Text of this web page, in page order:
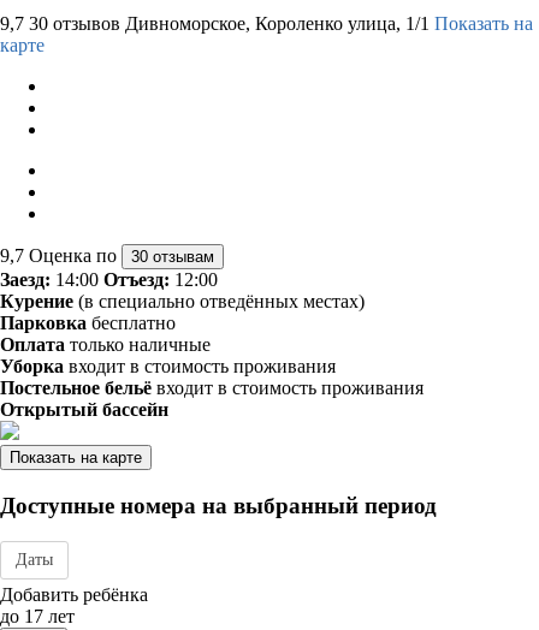
9,7 30 отзывов Дивноморское, Короленко улица, 1/1 Показать на
карте
9,7 Оценка по 30 отзывам
Заезд: 14:00 Отъезд: 12:00
Курение (в специально отведённых местах)
Парковка бесплатно
Оплата только наличные
Уборка входит в стоимость проживания
Постельное бельё входит в стоимость проживания
Открытый бассейн
Показать на карте
Доступные номера на выбранный период
Даты
Дата заезда - отъезда
Добавить ребёнка
до 17 лет